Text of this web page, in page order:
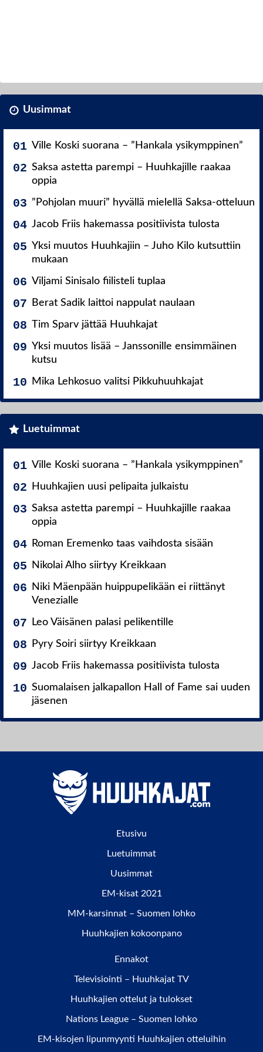
Uusimmat
Ville Koski suorana – ”Hankala ysikymppinen”
Saksa astetta parempi – Huuhkajille raakaa
oppia
”Pohjolan muuri” hyvällä mielellä Saksa-otteluun
Jacob Friis hakemassa positiivista tulosta
Yksi muutos Huuhkajiin – Juho Kilo kutsuttiin
mukaan
Viljami Sinisalo fiilisteli tuplaa
Berat Sadik laittoi nappulat naulaan
Tim Sparv jättää Huuhkajat
Yksi muutos lisää – Janssonille ensimmäinen
kutsu
Mika Lehkosuo valitsi Pikkuhuuhkajat
Luetuimmat
Ville Koski suorana – ”Hankala ysikymppinen”
Huuhkajien uusi pelipaita julkaistu
Saksa astetta parempi – Huuhkajille raakaa
oppia
Roman Eremenko taas vaihdosta sisään
Nikolai Alho siirtyy Kreikkaan
Niki Mäenpään huippupelikään ei riittänyt
Venezialle
Leo Väisänen palasi pelikentille
Pyry Soiri siirtyy Kreikkaan
Jacob Friis hakemassa positiivista tulosta
Suomalaisen jalkapallon Hall of Fame sai uuden
jäsenen
Etusivu
Luetuimmat
Uusimmat
EM-kisat 2021
MM-karsinnat – Suomen lohko
Huuhkajien kokoonpano
Ennakot
Televisiointi – Huuhkajat TV
Huuhkajien ottelut ja tulokset
Nations League – Suomen lohko
EM-kisojen lipunmyynti Huuhkajien otteluihin